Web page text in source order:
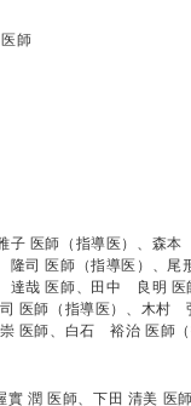
師
医師（指導医）、森
司 医師（指導医）、
哉 医師、田中 良明 医
医師（指導医）、木村
医師、白石 裕治 医師（
潤 医師、下田 清美 医